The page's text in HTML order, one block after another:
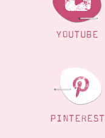
YOUTUBE
PINTEREST